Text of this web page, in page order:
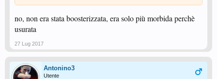
no, non era stata boosterizzata, era solo più morbida perchè
usurata
27 Lug 2017
Antonino3
Utente